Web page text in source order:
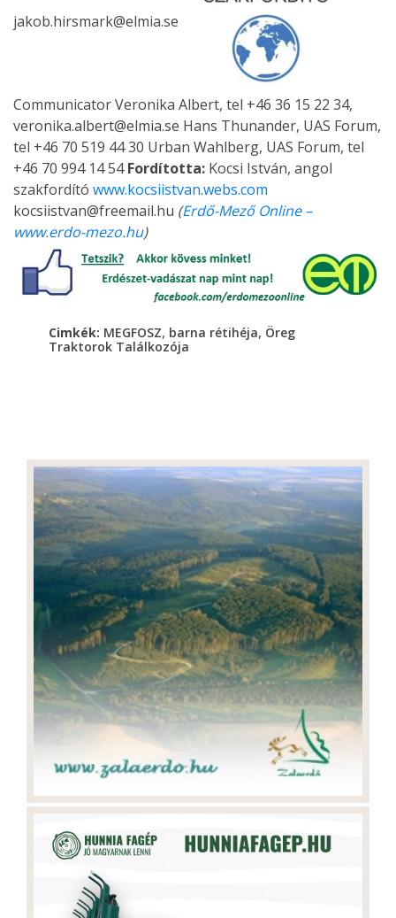
jakob.hirsmark@elmia.se
Communicator Veronika Albert, tel +46 36 15 22 34,
veronika.albert@elmia.se Hans Thunander, UAS Forum,
tel +46 70 519 44 30 Urban Wahlberg, UAS Forum, tel
+46 70 994 14 54Fordította: Kocsi István, angol
szakfordító www.kocsiistvan.webs.com
kocsiistvan@freemail.hu (Erdő-Mező Online –
www.erdo-mezo.hu)
Cimkék: MEGFOSZ, barna rétihéja, Öreg
Traktorok Találkozója